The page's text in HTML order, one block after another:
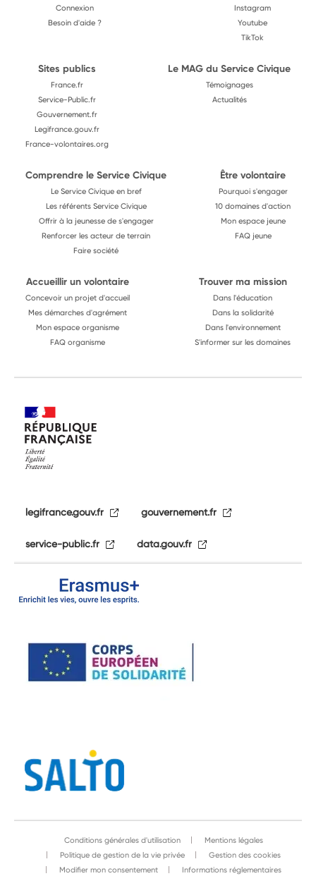
Connexion
Besoin d'aide ?
Instagram
Youtube
TikTok
Sites publics
France.fr
Service-Public.fr
Gouvernement.fr
Legifrance.gouv.fr
France-volontaires.org
Le MAG du Service Civique
Témoignages
Actualités
Comprendre le Service Civique
Le Service Civique en bref
Les référents Service Civique
Offrir à la jeunesse de s'engager
Renforcer les acteur de terrain
Faire société
Être volontaire
Pourquoi s'engager
10 domaines d'action
Mon espace jeune
FAQ jeune
Accueillir un volontaire
Concevoir un projet d'accueil
Mes démarches d'agrément
Mon espace organisme
FAQ organisme
Trouver ma mission
Dans l'éducation
Dans la solidarité
Dans l'environnement
S'informer sur les domaines
legifrance.gouv.fr gouvernement.fr
service-public.fr data.gouv.fr
Conditions générales d'utilisation
Mentions légales
Politique de gestion de la vie privée
Gestion des cookies
Modifier mon consentement
Informations réglementaires